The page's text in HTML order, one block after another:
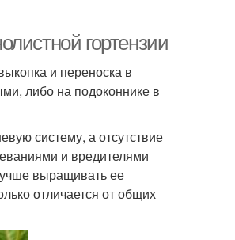
гортензии
и переноска в
либо на подоконнике в
систему, а отсутствие
и вредителями
выращивать ее
отличается от общих